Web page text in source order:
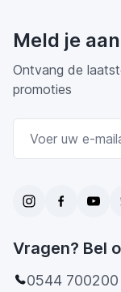
Meld je
Ontvang de
promoties
Vragen? Bel
0544 700200